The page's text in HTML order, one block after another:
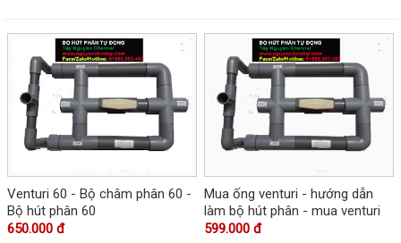
Venturi 60 - Bộ châm phân 60 -
Bộ hút phân 60
650.000 đ
Mua ống venturi - hướng dẫn
làm bộ hút phân - mua venturi
599.000 đ